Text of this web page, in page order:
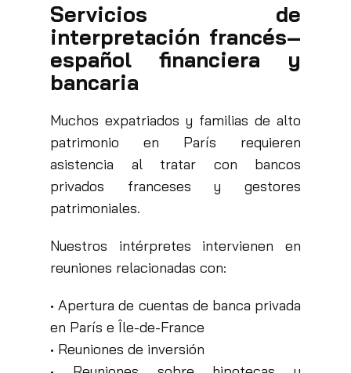
Servicios de
interpretación francés–
español
financiera y
bancaria
Muchos expatriados y familias de alto
patrimonio en París requieren
asistencia al tratar con bancos
privados franceses y gestores
patrimoniales.
Nuestros intérpretes intervienen en
reuniones relacionadas con:
• Apertura de cuentas de banca privada
en París e Île-de-France
• Reuniones de inversión